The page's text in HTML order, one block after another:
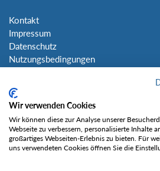
Kontakt
Impressum
Datenschutz
Nutzungsbedingungen
Social Media
Wir verwenden Cookies
Wir können diese zur Analyse unserer
Webseite zu verbessern, personalisierte Inhalte
großartiges Webseiten-Erlebnis zu bieten. Für
uns verwendeten Cookies öffnen Sie die